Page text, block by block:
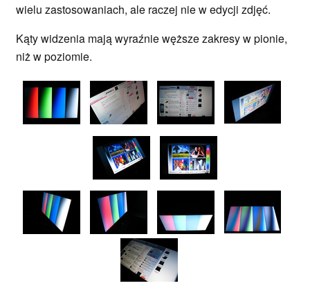
wielu zastosowaniach, ale raczej nie w edycji zdjęć.
Kąty widzenia mają wyraźnie węższe zakresy w pionie,
niż w poziomie.